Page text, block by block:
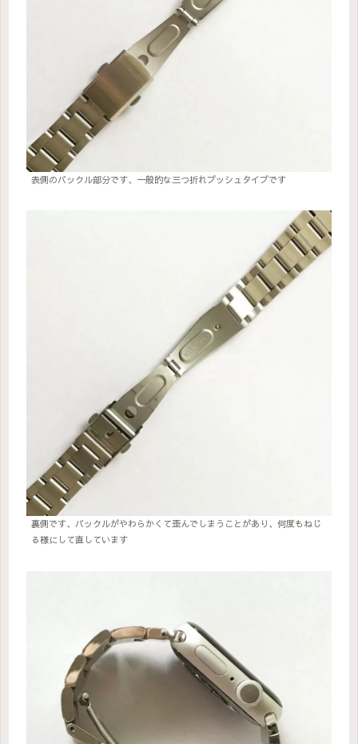
表側のバックル部分です、一般的な三つ折れプッシュタイプです
裏側です、バックルがやわらかくて歪んでしまうことがあり、何度もねじ
る様にして直しています